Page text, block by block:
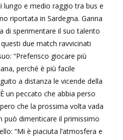
e medio raggio tra bus e
riportata in Sardegna. Ganna
di sperimentare il suo talento
due match ravvicinati
“Preferisco giocare più
perché è più facile
a distanza le vicende della
un peccato che abbia perso
che la prossima volta vada
può dimenticare il primissimo
“Mi è piaciuta l’atmosfera e